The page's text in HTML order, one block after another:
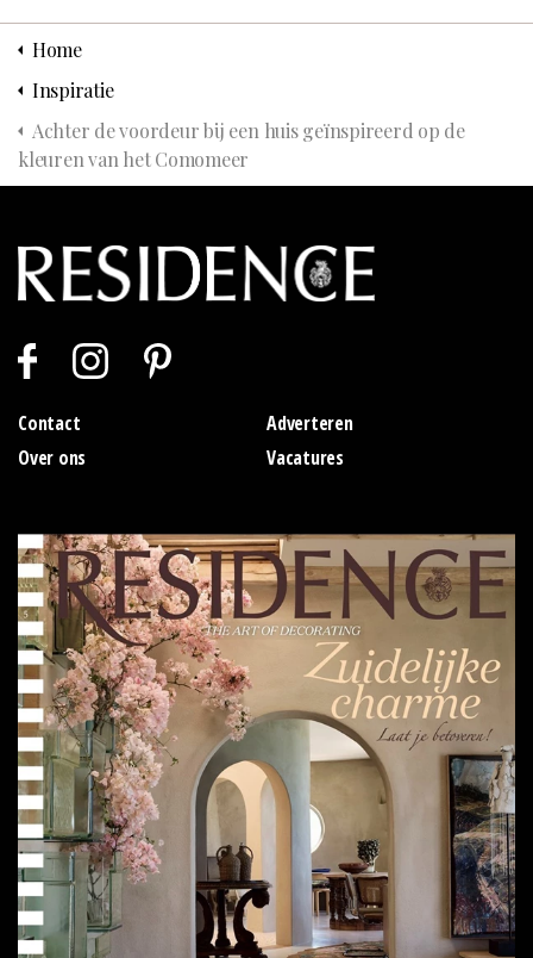
Home
Inspiratie
Achter de voordeur bij een huis geïnspireerd op de
kleuren van het Comomeer
Contact
Adverteren
Over ons
Vacatures